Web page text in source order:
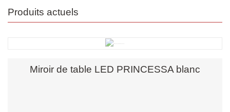
Produits actuels
Miroir de table LED PRINCESSA blanc